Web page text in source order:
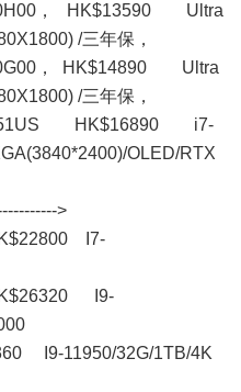
， HK$13590 Ultra
/三年保，
， HK$14890 Ultra
/三年保，
51US HK$16890 i7-
OLED/RTX
>
I7-
I9-
I9-11950/32G/1TB/4K